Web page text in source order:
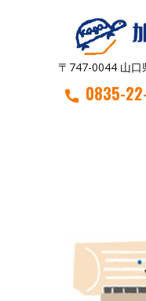
〒747-0044 山口
0835-